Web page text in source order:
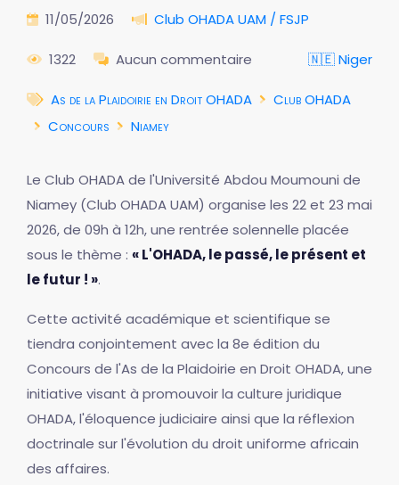
11/05/2026 Club OHADA UAM / FSJP
1322 Aucun commentaire 🇳🇪 Niger
As de la Plaidoirie en Droit OHADA
Club OHADA
Concours
Niamey
Le Club OHADA de l'Université Abdou Moumouni de
Niamey (Club OHADA UAM) organise les 22 et 23 mai
2026, de 09h à 12h, une rentrée solennelle placée
sous le thème : « L'OHADA, le passé, le présent et
le futur ! ».
Cette activité académique et scientifique se
tiendra conjointement avec la 8e édition du
Concours de l'As de la Plaidoirie en Droit OHADA, une
initiative visant à promouvoir la culture juridique
OHADA, l'éloquence judiciaire ainsi que la réflexion
doctrinale sur l'évolution du droit uniforme africain
des affaires.